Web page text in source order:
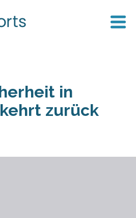
in
zurück